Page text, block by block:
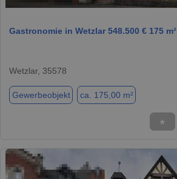
Gastronomie in Wetzlar 548.500 € 175 m²
Wetzlar, 35578
Gewerbeobjekt ca. 175,00 m²
★